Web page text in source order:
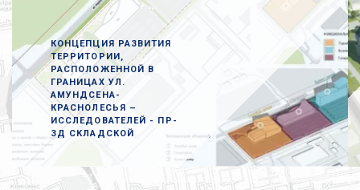
КОНЦЕПЦИЯ РАЗВИТИЯ
ТЕРРИТОРИИ,
РАСПОЛОЖЕННОЙ В
ГРАНИЦАХ УЛ.
АМУНДСЕНА-
КРАСНОЛЕСЬЯ –
ИССЛЕДОВАТЕЛЕЙ - ПР-
ЗД СКЛАДСКОЙ